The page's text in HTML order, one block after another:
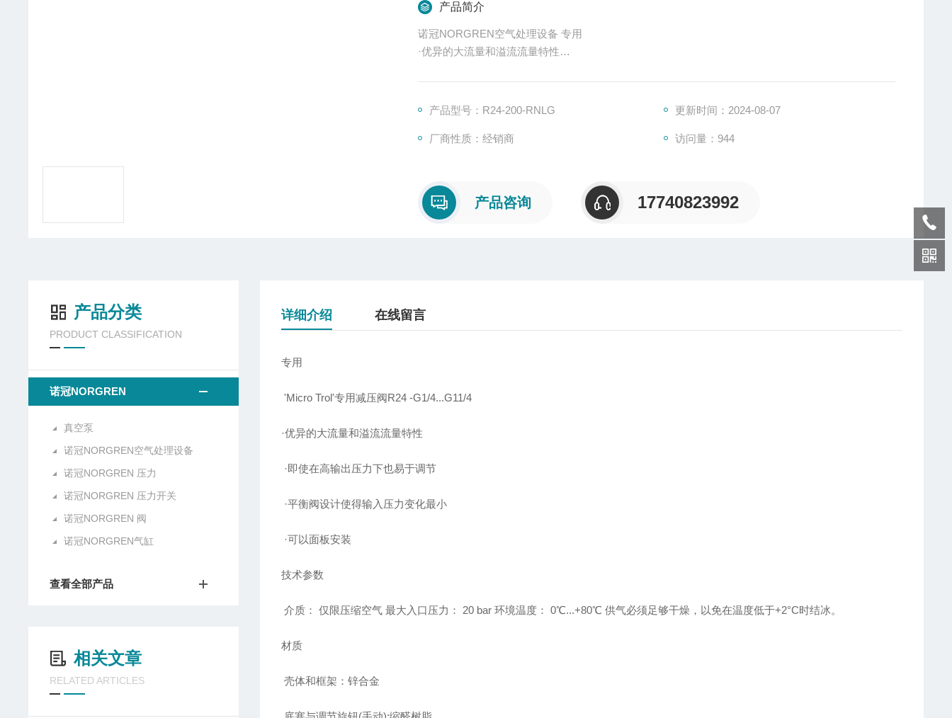
产品简介
诺冠NORGREN空气处理设备 专用
·优异的大流量和溢流流量特性
·可以面板安装
产品型号：R24-200-RNLG 更新时间：2024-08-07
厂商性质：经销商 访问量：944
产品咨询 17740823992
产品分类
PRODUCT CLASSIFICATION
诺冠NORGREN
真空泵
诺冠NORGREN空气处理设备
诺冠NORGREN 压力
诺冠NORGREN 压力开关
诺冠NORGREN 阀
诺冠NORGREN气缸
查看全部产品
相关文章
RELATED ARTICLES
详细介绍 在线留言
专用
'Micro Trol'专用减压阀R24 -G1/4...G11/4
·优异的大流量和溢流流量特性
·即使在高输出压力下也易于调节
·平衡阀设计使得输入压力变化最小
·可以面板安装
技术参数
介质： 仅限压缩空气 最大入口压力： 20 bar 环境温度： 0℃...+80℃ 供气必须足够干燥，以免在温度低于+2°C时结冰。
材质
壳体和框架：锌合金